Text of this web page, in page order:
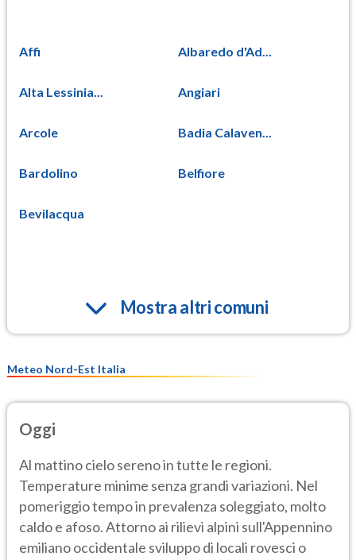
Affi Albaredo d'Ad...
Alta Lessinia... Angiari
Arcole Badia Calaven...
Bardolino Belfiore
Bevilacqua
Mostra altri comuni
Meteo Nord-Est Italia
Oggi
Al mattino cielo sereno in tutte le regioni.
Temperature minime senza grandi variazioni. Nel
pomeriggio tempo in prevalenza soleggiato, molto
caldo e afoso. Attorno ai rilievi alpini sull'Appennino
emiliano occidentale sviluppo di locali rovesci o